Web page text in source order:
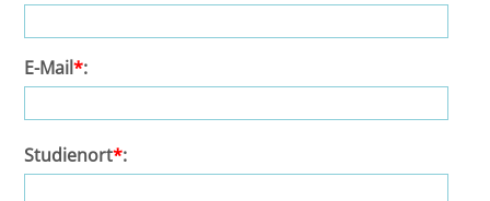
E-Mail*:
Studienort*:
Halle
Hamburg
Hannover